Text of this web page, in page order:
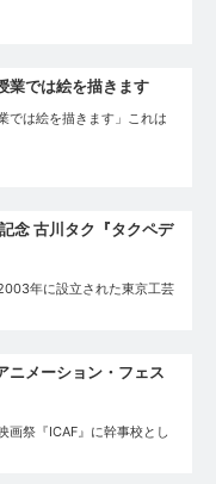
業では絵を描きます
では絵を描きます」これは
念 古川タク『タクペデ
年に設立された東京工芸
ニメーション・フェス
画祭『ICAF』に幹事校とし